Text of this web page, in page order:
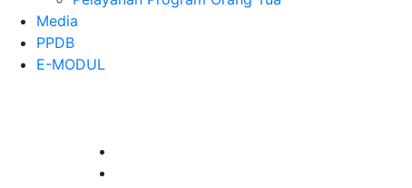
Media
PPDB
E-MODUL